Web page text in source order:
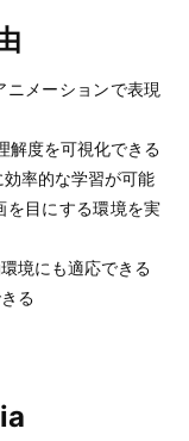
メーションで表現
解度を可視化できる
率的な学習が可能
を目にする環境を実
境にも適応できる
る